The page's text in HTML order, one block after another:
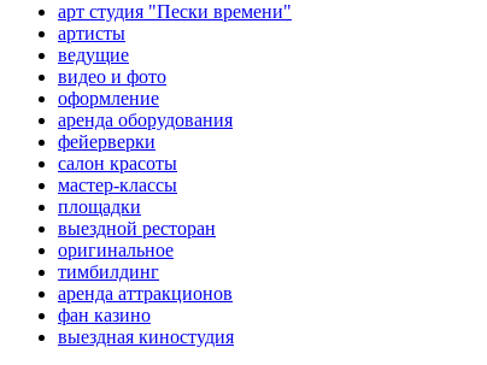
арт студия "Пески времени"
артисты
ведущие
видео и фото
оформление
аренда оборудования
фейерверки
салон красоты
мастер-классы
площадки
выездной ресторан
оригинальное
тимбилдинг
аренда аттракционов
фан казино
выездная киностудия